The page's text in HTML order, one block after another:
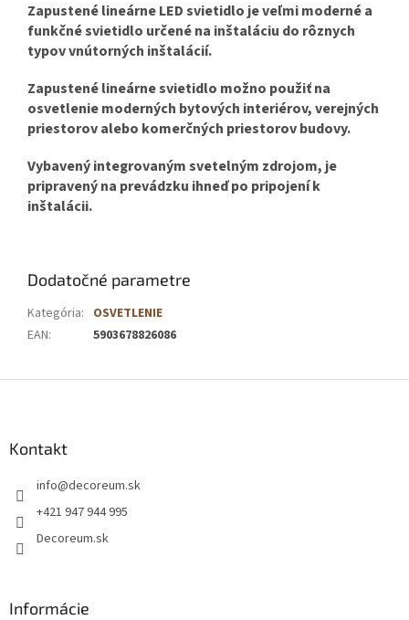
Zapustené lineárne LED svietidlo je veľmi moderné a
funkčné svietidlo určené na inštaláciu do rôznych
typov vnútorných inštalácií.
Zapustené lineárne svietidlo možno použiť na
osvetlenie moderných bytových interiérov, verejných
priestorov alebo komerčných priestorov budovy.
Vybavený integrovaným svetelným zdrojom, je
pripravený na prevádzku ihneď po pripojení k
inštalácii.
Dodatočné parametre
Kategória: OSVETLENIE
EAN: 5903678826086
Kontakt
info@decoreum.sk
+421 947 944 995
Decoreum.sk
Informácie